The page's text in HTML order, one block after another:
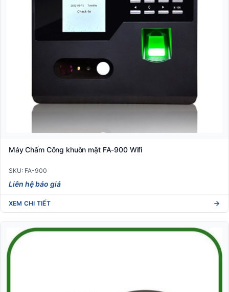
Máy Chấm Công khuôn mặt FA-900 Wifi
SKU: FA-900
Liên hệ báo giá
XEM CHI TIẾT